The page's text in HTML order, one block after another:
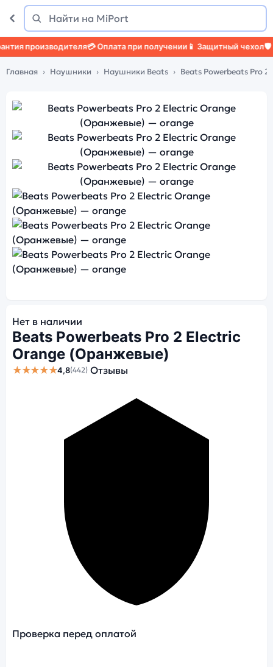
Поиск
Найти
производителя💳 Оплата при получении📱 Защитный чехол 🛡️
Главная Наушники Наушники Beats Beats Powerbeats Pro 2
Нет в наличии
Beats Powerbeats Pro 2 Electric
Orange (Оранжевые)
★★★★★4,8(442) Отзывы
Проверка перед оплатой